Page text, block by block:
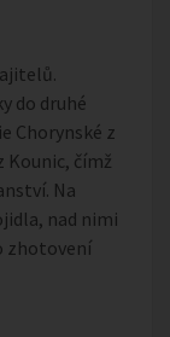
do druhé
Chorynské z
Kounic, čímž
Na
nad nimi
zhotovení